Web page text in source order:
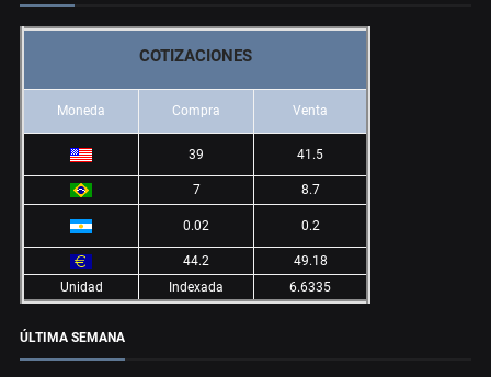
COTIZACIONES
Moneda Compra Venta
39 41.5
7 8.7
0.02 0.2
44.2
49.18
Unidad
Indexada 6.6335
ÚLTIMA SEMANA